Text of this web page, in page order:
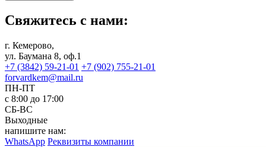
Свяжитесь с нами:
г. Кемерово,
ул. Баумана 8, оф.1
+7 (3842) 59-21-01 +7 (902) 755-21-01
forvardkem@mail.ru
ПН-ПТ
с 8:00 до 17:00
СБ-ВС
Выходные
напишите нам:
WhatsApp Реквизиты компании